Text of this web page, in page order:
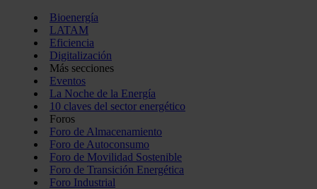
Bioenergía
LATAM
Eficiencia
Digitalización
Más secciones
Eventos
La Noche de la Energía
10 claves del sector energético
Foros
Foro de Almacenamiento
Foro de Autoconsumo
Foro de Movilidad Sostenible
Foro de Transición Energética
Foro Industrial